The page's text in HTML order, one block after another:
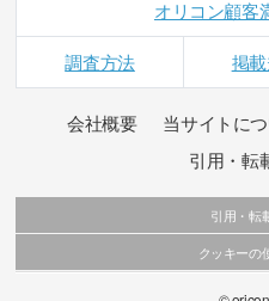
オリコン顧客
調査方法 掲
会社概要 当サイトに
引用・転
引用・転
当サイトで公開されている情報（文字、写
クッキーの
このサイトでは Cookie を使用して、ユーザ